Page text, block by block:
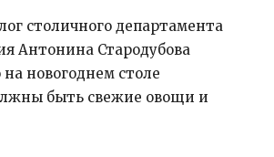
столичного департамента
Антонина Стародубова
новогоднем столе
быть свежие овощи и